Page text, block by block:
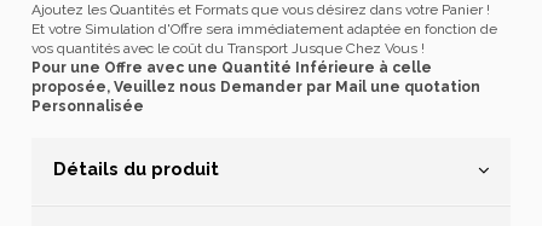
Ajoutez les Quantités et Formats que vous désirez dans votre Panier !
Et votre Simulation d'Offre sera immédiatement adaptée en fonction de
vos quantités avec le coût du Transport Jusque Chez Vous !
Pour une Offre avec une Quantité Inférieure à celle
proposée, Veuillez nous Demander par Mail une quotation
Personnalisée
Détails du produit